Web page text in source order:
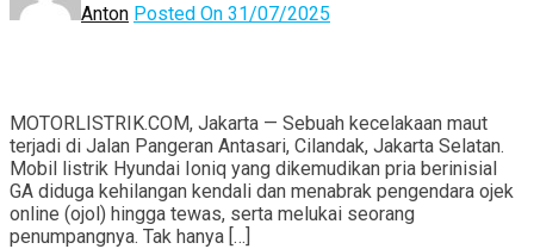
Anton Posted On 31/07/2025
MOTORLISTRIK.COM, Jakarta — Sebuah kecelakaan maut
terjadi di Jalan Pangeran Antasari, Cilandak, Jakarta Selatan.
Mobil listrik Hyundai Ioniq yang dikemudikan pria berinisial
GA diduga kehilangan kendali dan menabrak pengendara ojek
online (ojol) hingga tewas, serta melukai seorang
penumpangnya. Tak hanya […]